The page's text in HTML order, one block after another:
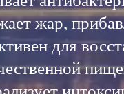
жар,
для